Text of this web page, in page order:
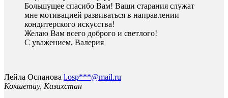
Большущее спасибо Вам! Ваши старания служат
мне мотивацией развиваться в направлении
кондитерского искусства!
Желаю Вам всего доброго и светлого!
С уважением, Валерия
Лейла Оспанова l.osp***@mail.ru
Кокшетау, Казахстан